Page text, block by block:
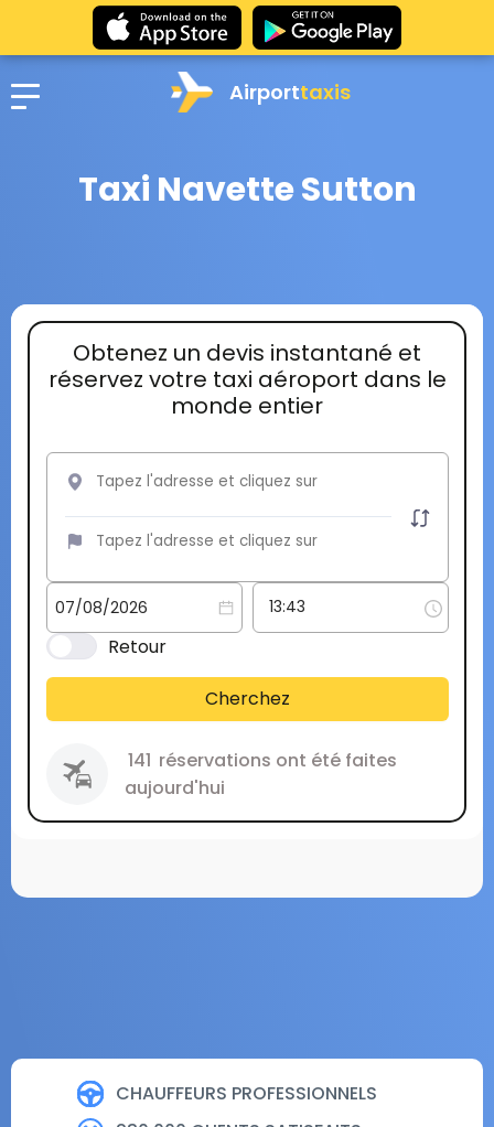
Airporttaxis
Taxi Navette Sutton
CHAUFFEURS PROFESSIONNELS
Obtenez un devis instantané et
réservez votre taxi aéroport dans le
monde entier
Retour
Cherchez
141 réservations ont été faites
aujourd'hui